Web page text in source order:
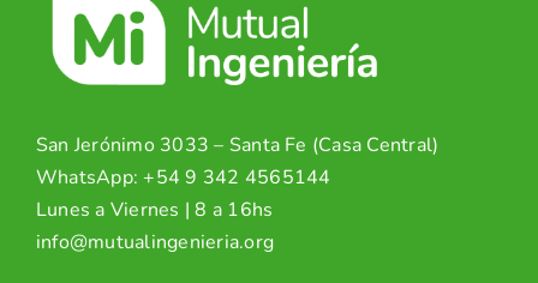
San Jerónimo 3033 – Santa Fe (Casa Central)
WhatsApp: +54 9 342 4565144
Lunes a Viernes | 8 a 16hs
info@mutualingenieria.org